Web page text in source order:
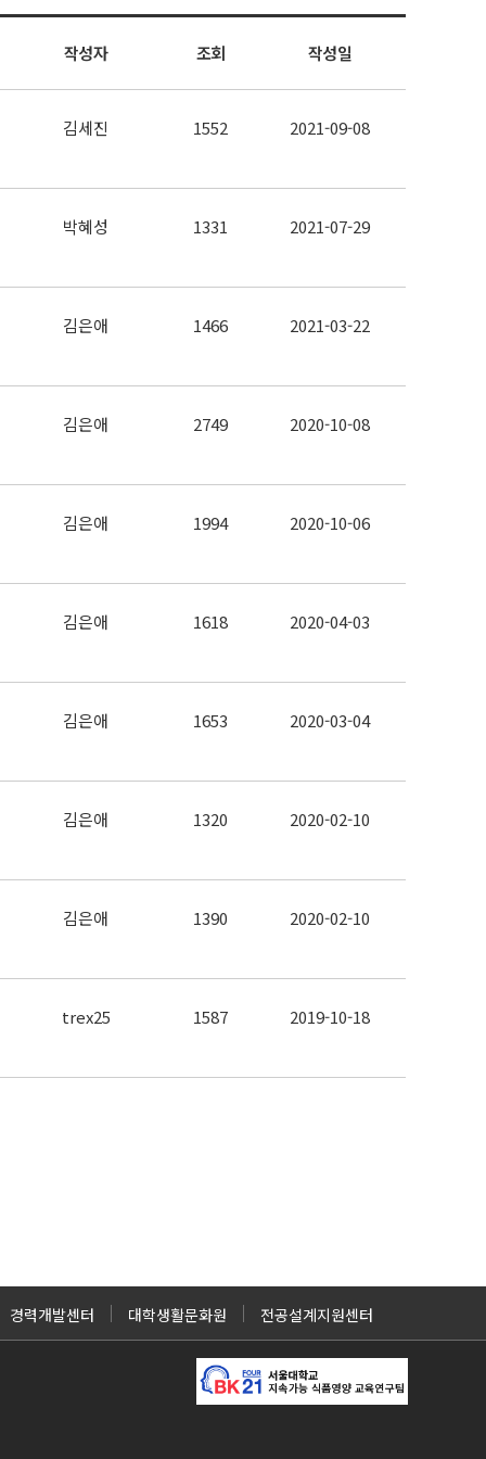
작성자 조회 작성일
김세진 1552 2021-09-08
박혜성 1331 2021-07-29
김은애 1466 2021-03-22
김은애 2749 2020-10-08
김은애 1994 2020-10-06
김은애 1618 2020-04-03
김은애 1653 2020-03-04
김은애 1320 2020-02-10
김은애 1390 2020-02-10
trex25 1587 2019-10-18
경력개발센터 대학생활문화원 전공설계지원센터